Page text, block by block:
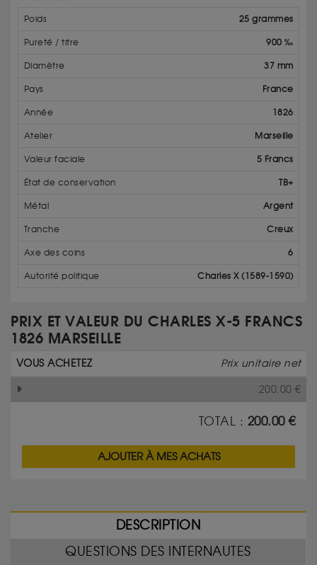
Poids 25 grammes
Pureté / titre 900 ‰
Diamètre 37 mm
Pays France
Année 1826
Atelier Marseille
Valeur faciale 5 Francs
État de conservation TB+
Métal Argent
Tranche Creux
Axe des coins 6
Autorité politique Charles X (1589-1590)
PRIX ET VALEUR DU CHARLES X-5 FRANCS
1826 MARSEILLE
VOUS ACHETEZ Prix unitaire net
200.00 €
TOTAL : 200.00€
AJOUTER À MES ACHATS
DESCRIPTION
QUESTIONS DES INTERNAUTES